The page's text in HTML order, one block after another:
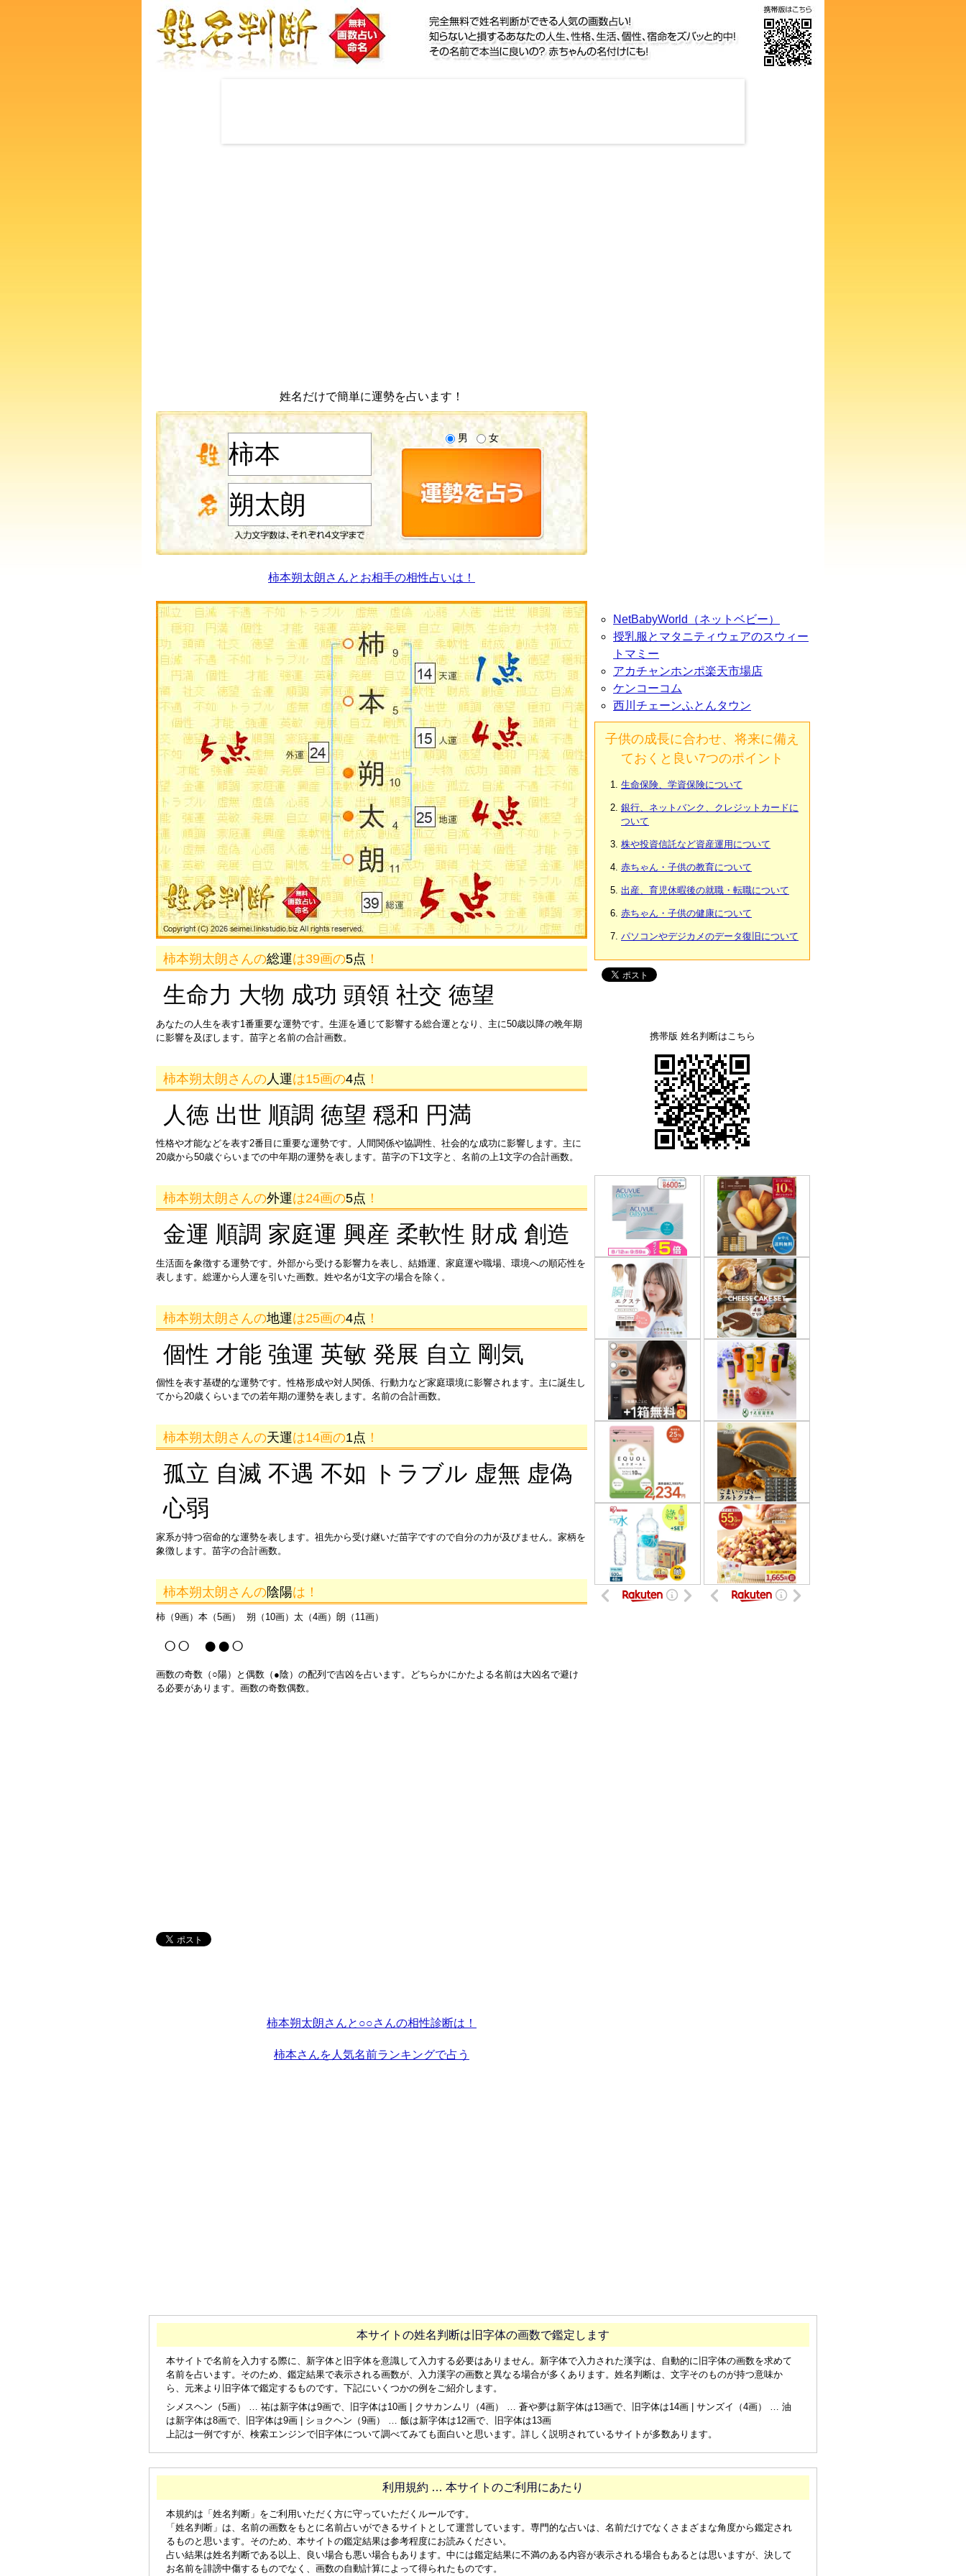
姓名だけで簡単に運勢を占います！
男 女
柿本朔太朗さんとお相手の相性占いは！
柿本朔太朗さんの総運は39画の5点 ！
生命力 大物 成功 頭領 社交 徳望
あなたの人生を表す1番重要な運勢です。生涯を通じて影響する総合運となり、主に50歳以降の晩年期
に影響を及ぼします。苗字と名前の合計画数。
柿本朔太朗さんの 人運は15画の4点 ！
人徳 出世 順調 徳望 穏和 円満
性格や才能などを表す2番目に重要な運勢です。人間関係や協調性、社会的な成功に影響します。主に
20歳から50歳ぐらいまでの中年期の運勢を表します。苗字の下1文字と、名前の上1文字の合計画数。
柿本朔太朗さんの外運は24画の5点 ！
金運 順調 家庭運 興産 柔軟性 財成 創造
生活面を象徴する運勢です。外部から受ける影響力を表し、結婚運、家庭運や職場、環境への順応性を
表します。総運から人運を引いた画数。姓や名が1文字の場合を除く。
柿本朔太朗さんの地運は25画の4点 ！
個性 才能 強運 英敏 発展 自立 剛気
個性を表す基礎的な運勢です。性格形成や対人関係、行動力など家庭環境に影響されます。主に誕生し
てから20歳くらいまでの若年期の運勢を表します。名前の合計画数。
柿本朔太朗さんの天運は14画の1点 ！
孤立 自滅 不遇 不如 トラブル 虚無 虚偽
心弱
家系が持つ宿命的な運勢を表します。祖先から受け継いだ苗字ですので自分の力が及びません。家柄を
象徴します。苗字の合計画数。
柿本朔太朗さんの陰陽は！
柿（9画）本（5画） 朔（10画）太（4画）朗（11画）
○○ ●●○
画数の奇数（○陽）と偶数（●陰）の配列で吉凶を占います。どちらかにかたよる名前は大凶名で避け
る必要があります。画数の奇数偶数。
柿本朔太朗さんと○○さんの相性診断は！
柿本さんを人気名前ランキングで占う
NetBabyWorld（ネットベビー）
授乳服とマタニティウェアのスウィー
トマミー
アカチャンホンポ楽天市場店
ケンコーコム
西川チェーンふとんタウン
子供の成長に合わせ、将来に備え
ておくと良い7つのポイント
生命保険、学資保険について
銀行、ネットバンク、クレジットカードに
ついて
株や投資信託など資産運用について
赤ちゃん・子供の教育について
出産、育児休暇後の就職・転職について
赤ちゃん・子供の健康について
パソコンやデジカメのデータ復旧について
携帯版 姓名判断はこちら
本サイトの姓名判断は旧字体の画数で鑑定します
本サイトで名前を入力する際に、新字体と旧字体を意識して入力する必要はありません。新字体で入力された漢字は、自動的に旧字体の画数を求めて
名前を占います。そのため、鑑定結果で表示される画数が、入力漢字の画数と異なる場合が多くあります。姓名判断は、文字そのものが持つ意味か
ら、元来より旧字体で鑑定するものです。下記にいくつかの例をご紹介します。
シメスヘン（5画） … 祐は新字体は9画で、旧字体は10画 | クサカンムリ（4画） … 蒼や夢は新字体は13画で、旧字体は14画 | サンズイ（4画） … 油
は新字体は8画で、旧字体は9画 | ショクヘン（9画） … 飯は新字体は12画で、旧字体は13画
上記は一例ですが、検索エンジンで旧字体について調べてみても面白いと思います。詳しく説明されているサイトが多数あります。
利用規約 … 本サイトのご利用にあたり
本規約は「姓名判断」をご利用いただく方に守っていただくルールです。
「姓名判断」は、名前の画数をもとに名前占いができるサイトとして運営しています。専門的な占いは、名前だけでなくさまざまな角度から鑑定され
るものと思います。そのため、本サイトの鑑定結果は参考程度にお読みください。
占い結果は姓名判断である以上、良い場合も悪い場合もあります。中には鑑定結果に不満のある内容が表示される場合もあるとは思いますが、決して
お名前を誹謗中傷するものでなく、画数の自動計算によって得られたものです。